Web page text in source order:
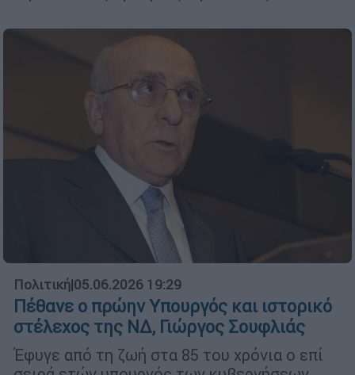
Πολιτική|05.06.2026 19:29
Πέθανε ο πρώην Υπουργός και ιστορικό
στέλεχος της ΝΔ, Γιώργος Σουφλιάς
Έφυγε από τη ζωή στα 85 του χρόνια ο επί